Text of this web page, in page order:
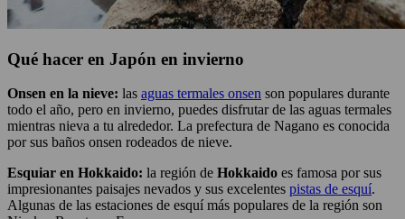
Qué hacer en Japón en invierno
Onsen en la nieve: las aguas termales onsen son populares durante
todo el año, pero en invierno, puedes disfrutar de las aguas termales
mientras nieva a tu alrededor. La prefectura de Nagano es conocida
por sus baños onsen rodeados de nieve.
Esquiar en Hokkaido: la región de Hokkaido es famosa por sus
impresionantes paisajes nevados y sus excelentes pistas de esquí.
Algunas de las estaciones de esquí más populares de la región son